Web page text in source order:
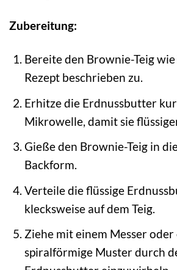
Zubereitung:
Bereite den Brownie-Teig
Rezept beschrieben zu.
Erhitze die Erdnussbutter
Mikrowelle, damit sie
Gieße den Brownie-Teig in
Backform.
Verteile die flüssige
klecksweise auf dem Teig.
Ziehe mit einem Messer oder
spiralförmige Muster durch